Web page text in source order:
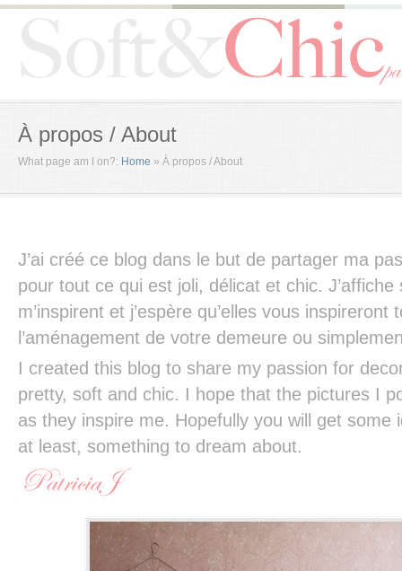
À propos / About
What page am I on?: Home » À propos / About
J’ai créé ce blog dans le but de partager ma
pour tout ce qui est joli, délicat et chic.
m’inspirent et j’espère qu’elles vous
l’aménagement de votre demeure ou
I created this blog to share my passion for
pretty, soft and chic. I hope that the pictures I
as they inspire me. Hopefully you will get some
at least, something to dream about.